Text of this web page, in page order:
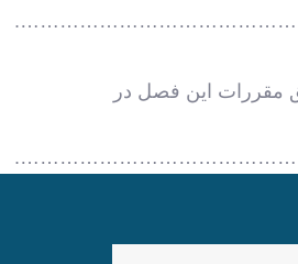
مقررات این فصل در